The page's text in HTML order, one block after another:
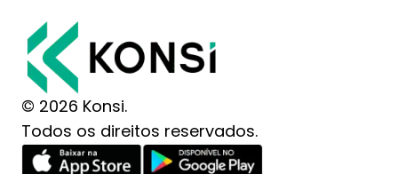
© 2026 Konsi.
Todos os direitos reservados.